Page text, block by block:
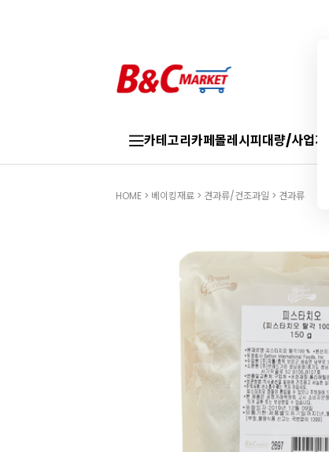
카테고리카페몰레시피대량/사업자
HOME > 베이킹재료 > 견과류/건조과일 > 견과류